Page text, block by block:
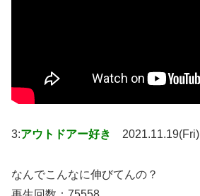
3:アウトドアー好き 2021.11.19(Fri)
なんでこんなに伸びてんの？